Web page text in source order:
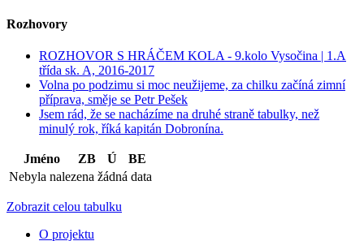
Rozhovory
ROZHOVOR S HRÁČEM KOLA - 9.kolo Vysočina | 1.A
třída sk. A, 2016-2017
Volna po podzimu si moc neužijeme, za chilku začíná zimní
příprava, směje se Petr Pešek
Jsem rád, že se nacházíme na druhé straně tabulky, než
minulý rok, říká kapitán Dobronína.
Jméno ZB Ú
BE
Nebyla nalezena žádná data
Zobrazit celou tabulku
O projektu